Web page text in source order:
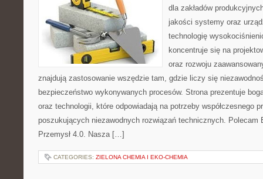
dla zakładów
jakości systemy oraz
technologię
koncentruje się na
oraz rozwoju
znajdują zastosowanie wszędzie tam, gdzie liczy się
bezpieczeństwo wykonywanych procesów. Strona prezentuje
oraz technologii, które odpowiadają na potrzeby współczesnego
poszukujących niezawodnych rozwiązań technicznych. Polecam
Przemysł 4.0. Nasza […]
CATEGORIES: ZIELONA CHEMIA I EKO-CHEMIA